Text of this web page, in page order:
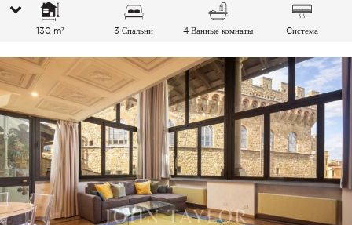
130 m² 3 Спальни 4 Ванные комнаты
Cистема
воздуха